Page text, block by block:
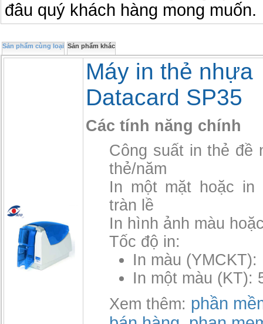
đâu quý khách hàng mong muốn.
Sản phẩm cùng loại Sản phẩm khác
Máy in thẻ nhựa
Datacard SP35
Các tính năng chính
Công suất in thẻ đề
thẻ/năm
In một mặt hoặc in
tràn lề
In hình ảnh màu
Tốc độ in:
In màu
In một màu (KT):
Xem thêm: phần